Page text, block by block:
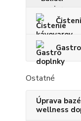
Ostatné
Úprava
wellness